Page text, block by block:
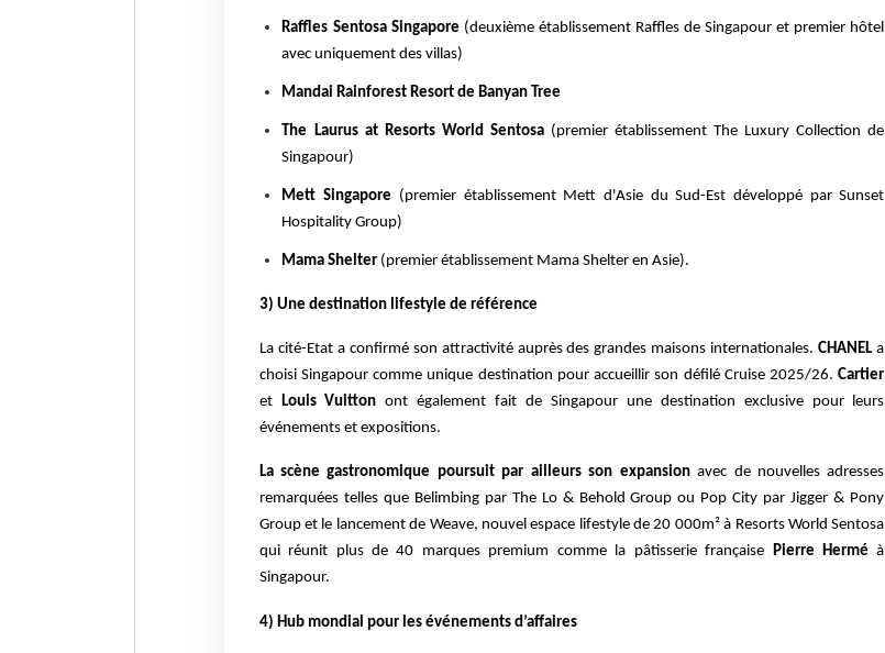
Raffles Sentosa Singapore (deuxième établissement Raffles de Singapour et premier hôtel
avec uniquement des villas)
Mandai Rainforest Resort de Banyan Tree
The Laurus at Resorts World Sentosa(premier établissement The Luxury Collection de
Singapour)
Mett Singapore (premier établissement Mett d'Asie du Sud-Est développé par Sunset
Hospitality Group)
Mama Shelter (premier établissement Mama Shelter en Asie).
3) Une destination lifestyle de référence
La cité-Etat a confirmé son attractivité auprès des grandes maisons internationales.CHANELa
choisi Singapour comme unique destination pour accueillir son défilé Cruise 2025/26.Cartier
et Louis Vuitton ont également fait de Singapour une destination exclusive pour leurs
événements et expositions.
La scène gastronomique poursuit par ailleurs son expansionavec de nouvelles adresses
remarquées telles que Belimbing par The Lo & Behold Group ou Pop City par Jigger & Pony
Group et le lancement de Weave, nouvel espace lifestyle de 20 000m² à Resorts World Sentosa
qui réunit plus de 40 marques premium comme la pâtisserie française Pierre Hermé à
Singapour.
4) Hub mondial pour les événements d’affaires